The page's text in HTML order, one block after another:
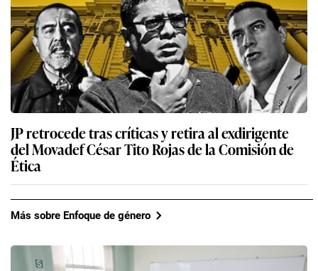
JP retrocede tras críticas y retira al exdirigente
del Movadef César Tito Rojas de la Comisión de
Ética
Más sobre Enfoque de género